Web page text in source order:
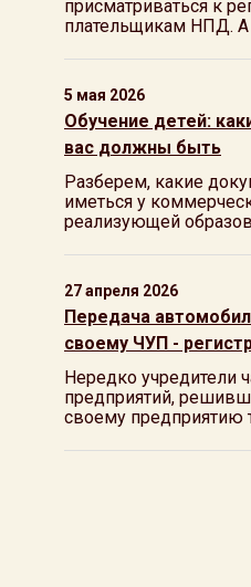
присматриваться к
плательщикам НПД. А
5 мая 2026
Обучение детей:
вас должны быть
Разберем, какие
иметься у
реализующей
27 апреля 2026
Передача
своему ЧУП -
Нередко учредители
предприятий,
своему предприятию